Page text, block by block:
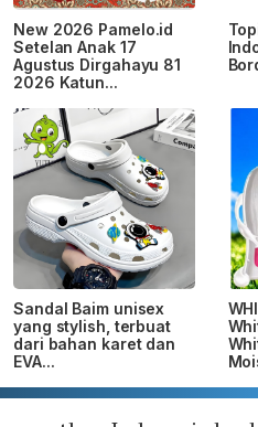
New 2026 Pamelo.id
Setelan Anak 17
Agustus Dirgahayu 81
2026 Katun...
Sandal Baim unisex
yang stylish, terbuat
dari bahan karet dan
EVA...